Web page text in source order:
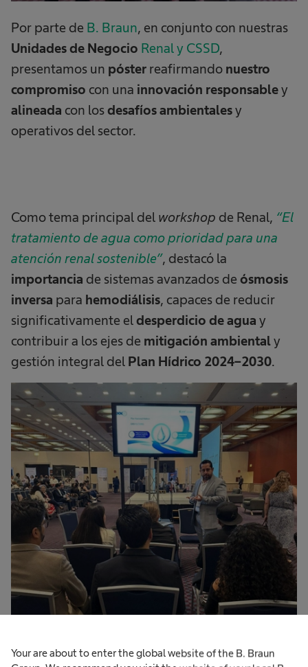
Your are about to enter the global website of the B. Braun
Por parte de B. Braun, en conjunto con nuestras
Unidades de Negocio Renal y CSSD,
presentamos un póster reafirmando nuestro
compromiso con una innovación responsabley
alineada con losdesafíos ambientalesy
operativos del sector.
Como tema principal del workshop de Renal, “El
tratamiento de agua como prioridad para una
atención renal sostenible”, destacó la
importancia de sistemas avanzados de ósmosis
inversa para hemodiálisis, capaces de reducir
significativamente eldesperdicio de agua y
contribuir a los ejes de mitigación ambientaly
gestión integral del Plan Hídrico 2024–2030.